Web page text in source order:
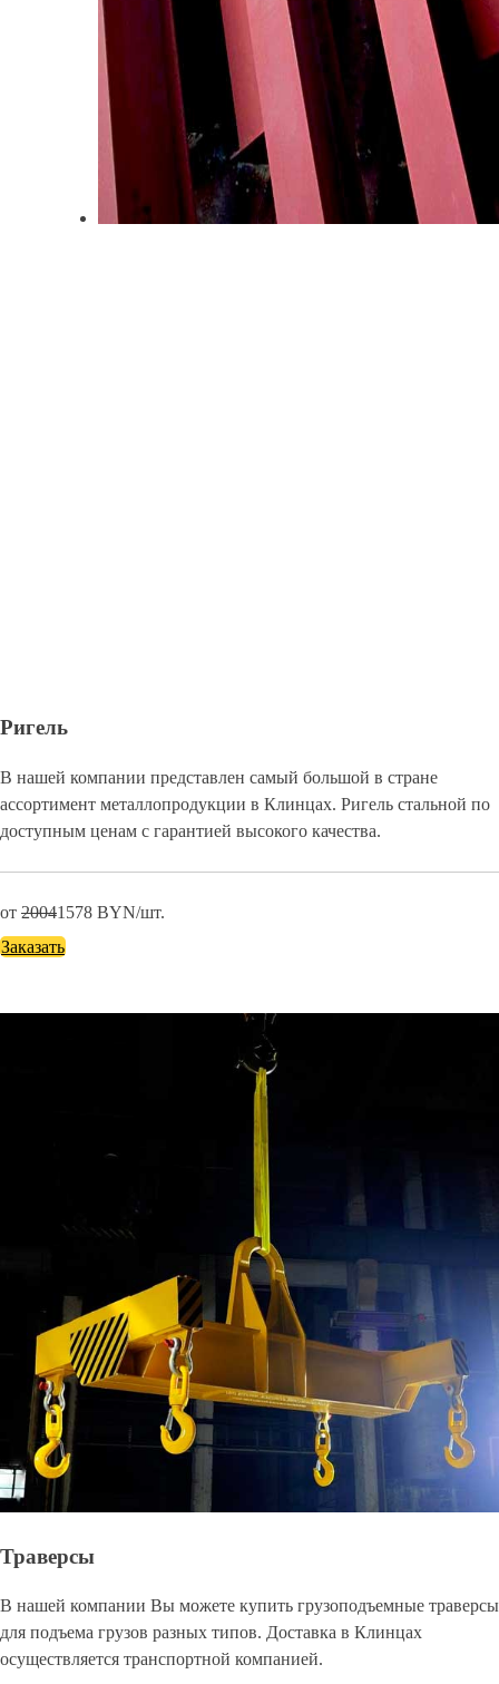
Ригель
В нашей компании представлен самый большой в стране
ассортимент металлопродукции в Клинцах. Ригель стальной по
доступным ценам с гарантией высокого качества.
от 20041578 BYN/шт.
Заказать
Траверсы
В нашей компании Вы можете купить грузоподъемные траверсы
для подъема грузов разных типов. Доставка в Клинцах
осуществляется транспортной компанией.